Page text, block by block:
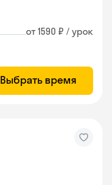
от 1590 ₽ / урок
Выбрать время